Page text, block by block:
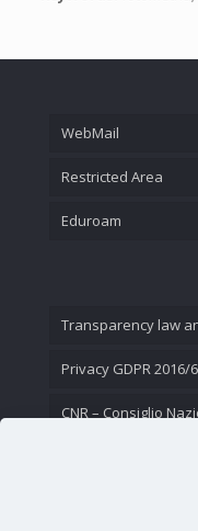
WebMail
Restricted Area
Eduroam
Transparency law
Privacy GDPR 2016/
CNR – Consiglio